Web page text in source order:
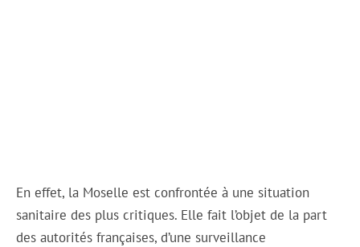
En effet, la Moselle est confrontée à une situation
sanitaire des plus critiques. Elle fait l’objet de la part
des autorités françaises, d’une surveillance